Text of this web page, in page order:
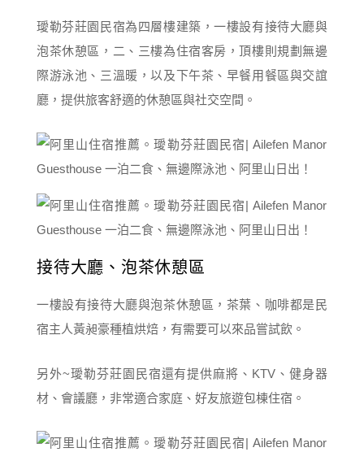
璦勒芬莊園民宿為四層樓建築，一樓設有接待大廳與
泡茶休憩區，二、三樓為住宿客房，頂樓則規劃無邊
際游泳池、三溫暖，以及下午茶、早餐用餐區與交誼
廳，提供旅客舒適的休憩區與社交空間。
接待大廳、泡茶休憩區
一樓設有接待大廳與泡茶休憩區，茶葉、咖啡都是民
宿主人黃昶豪種植烘焙，有需要可以來品嘗試飲。
另外~璦勒芬莊園民宿還有提供麻將、KTV、健身器
材、會議廳，非常適合家庭、好友旅遊包棟住宿。